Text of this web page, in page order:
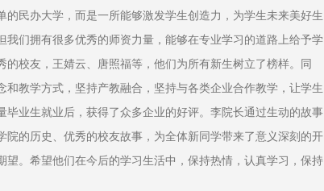
民办大学，而是一所能够激发学生创造力，为学生未来美好生
们拥有很多优秀的师资力量，能够在专业学习的道路上给予学
校友，王婧云、唐照福等，他们为所有新生树立了榜样。同
和教学方式，坚持产教融合，坚持与各类企业合作教学，让学生
毕业生就业后，获得了众多企业的好评。李院长通过生动的故事
的历史、优秀的校友故事，为全体新同学带来了意义深刻的开
。希望他们在今后的学习生活中，保持热情，认真学习，保持